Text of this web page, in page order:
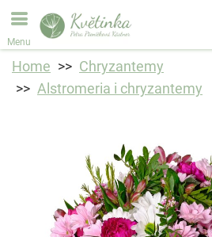
Przyjmujemy zamówienia za
sklepu internetowego. Najbliższy
to 11.08.2026 z
Menu
Home
Chryzantemy
Alstromeria i chryzantemy